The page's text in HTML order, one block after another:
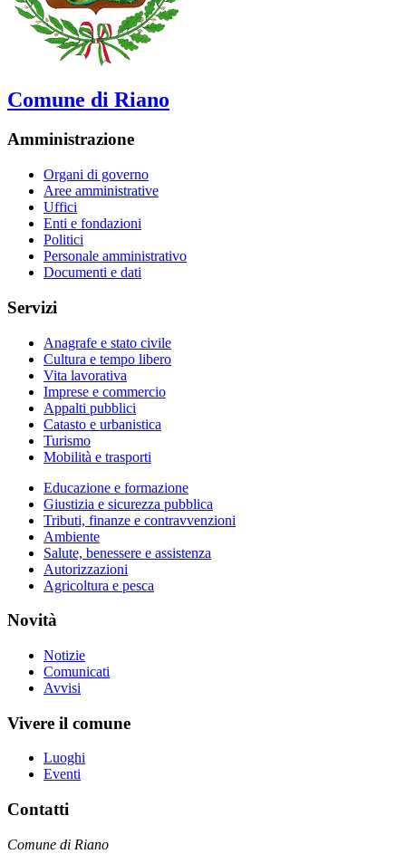
Comune di Riano
Amministrazione
Organi di governo
Aree amministrative
Uffici
Enti e fondazioni
Politici
Personale amministrativo
Documenti e dati
Servizi
Anagrafe e stato civile
Cultura e tempo libero
Vita lavorativa
Imprese e commercio
Appalti pubblici
Catasto e urbanistica
Turismo
Mobilità e trasporti
Educazione e formazione
Giustizia e sicurezza pubblica
Tributi, finanze e contravvenzioni
Ambiente
Salute, benessere e assistenza
Autorizzazioni
Agricoltura e pesca
Novità
Notizie
Comunicati
Avvisi
Vivere il comune
Luoghi
Eventi
Contatti
Comune di Riano